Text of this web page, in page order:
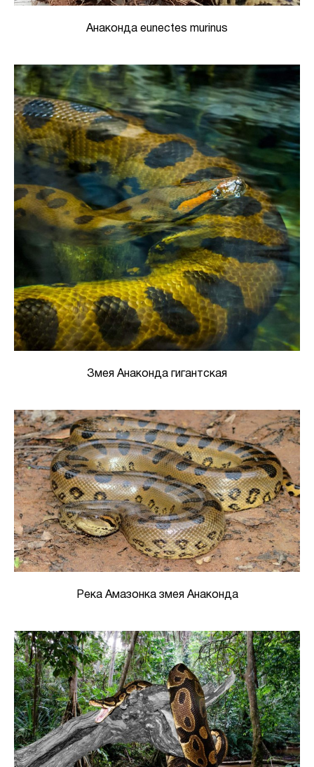
Анаконда eunectes murinus
Змея Анаконда гигантская
Река Амазонка змея Анаконда